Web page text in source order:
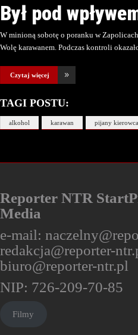
Był pod
W minioną sobotę o poranku w
Wolę karawanem. Podczas kontroli
Czytaj więcej
TAGI POSTU:
alkohol karawan pijany kierowca
Reporter NTR
Media
e-mail:
redakcja@reporter-
biuro@reporter-ntr.pl
NIP: 726-209-70-85
Filmy